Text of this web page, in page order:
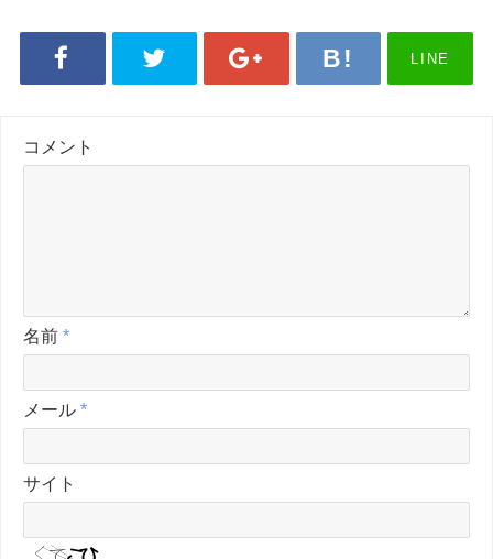
LINE
コメント
名前 *
メール *
サイト